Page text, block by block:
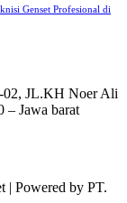
Genset Profesional di
02, JL.KH Noer Ali
– Jawa barat
| Powered by PT.